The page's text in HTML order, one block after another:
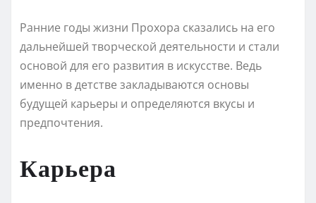
Ранние годы жизни Прохора сказались на его
дальнейшей творческой деятельности и стали
основой для его развития в искусстве. Ведь
именно в детстве закладываются основы
будущей карьеры и определяются вкусы и
предпочтения.
Карьера